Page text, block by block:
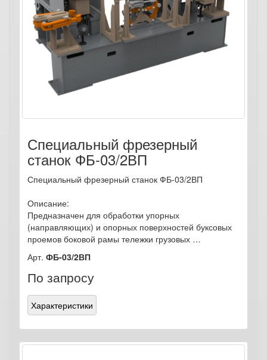
Специальный фрезерный
станок ФБ-03/2ВП
Специальный фрезерный станок ФБ-03/2ВП
Описание:
Предназначен для обработки упорных
(направляющих) и опорных поверхностей буксовых
проемов боковой рамы тележки грузовых …
Арт. ФБ-03/2ВП
По запросу
Характеристики